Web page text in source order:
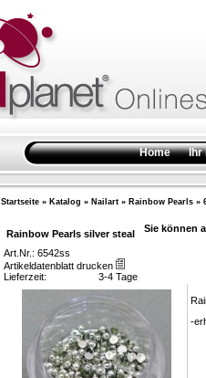
Home Ihr
Startseite » Katalog » Nailart » Rainbow Pearls »
Rainbow Pearls silver steal Sie können
Art.Nr.: 6542ss
Artikeldatenblatt drucken
Lieferzeit:
3-4 Tage
-